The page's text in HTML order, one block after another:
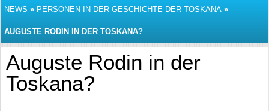
NEWS » PERSONEN IN DER GESCHICHTE DER TOSKANA »
AUGUSTE RODIN IN DER TOSKANA?
Auguste Rodin in der
Toskana?